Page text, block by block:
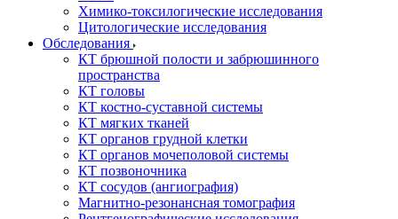
Химико-токсилогические исследования
Цитологические исследования
Обследования
КТ брюшной полости и забрюшинного
пространства
КТ головы
КТ костно-суставной системы
КТ мягких тканей
КТ органов грудной клетки
КТ органов мочеполовой системы
КТ позвоночника
КТ сосудов (ангиография)
Магнитно-резонансная томография